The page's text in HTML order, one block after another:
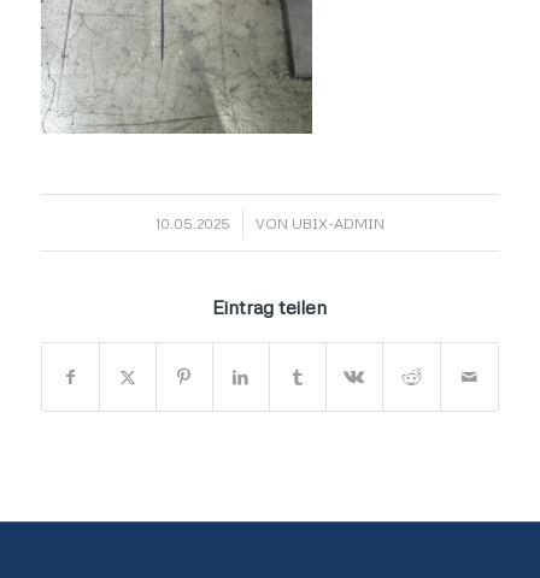
10.05.2025
/ VON UBIX-ADMIN
Eintrag teilen